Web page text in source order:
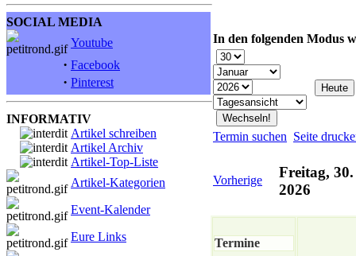
SOCIAL MEDIA
Youtube
· Facebook
· Pinterest
INFORMATIV
Artikel schreiben
Artikel Archiv
Artikel-Top-Liste
Artikel-Kategorien
Event-Kalender
Eure Links
In den folgenden Modus
Termin suchen Seite
Vorherige
Freitag,
2026
Termine